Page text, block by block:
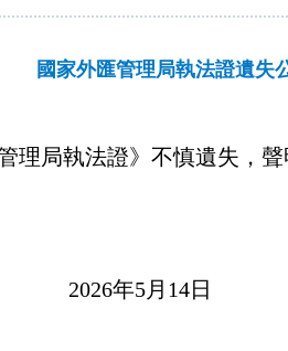
國家外匯管理局執法證遺失
理局執法證》不慎遺失，聲
14日